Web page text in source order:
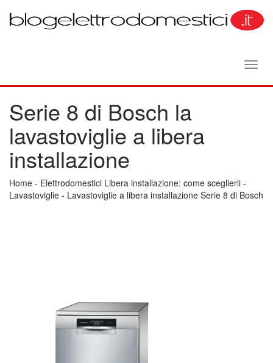
Serie 8 di Bosch la
lavastoviglie a libera
installazione
Home - Elettrodomestici Libera installazione: come sceglierli -
Lavastoviglie - Lavastoviglie a libera installazione Serie 8 di Bosch